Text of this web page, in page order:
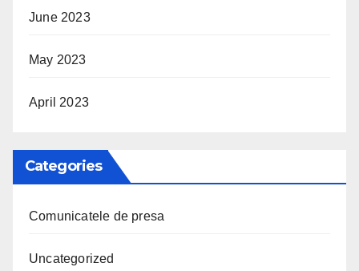
June 2023
May 2023
April 2023
Categories
Comunicatele de presa
Uncategorized